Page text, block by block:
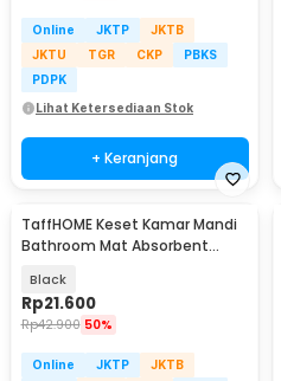
Online JKTP
JKTB
JKTU
TGR CKP
PBKS
PDPK
Lihat Ketersediaan Stok
+ Keranjang
TaffHOME Keset Kamar Mandi
Bathroom Mat Absorbent
Black
Rp21.600
Rp42.900 50%
Online JKTP
JKTB